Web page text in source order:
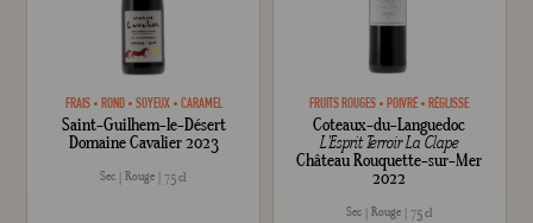
FRAIS ROND SOYEUX CARAMEL
Saint-Guilhem-le-Désert
Domaine Cavalier 2023
Sec Rouge 75 cl
FRUITS ROUGES POIVRÉ RÉGLISSE
Coteaux-du-Languedoc
L'Esprit Terroir La Clape
Château Rouquette-sur-Mer
2022
Sec Rouge 75 cl